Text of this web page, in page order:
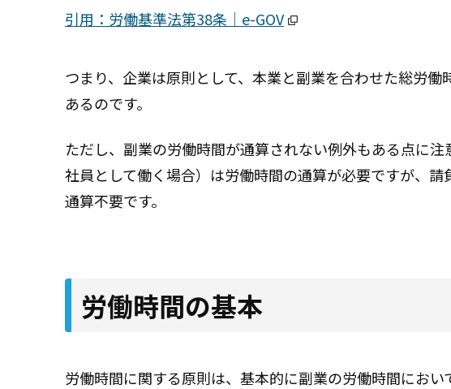
引用：労働基準法第38条｜e-GOV
つまり、企業は原則として、本業と副業を合わせた総労
あるのです。
ただし、副業の労働時間が通算されない例外もある点に
社員として働く場合）は労働時間の通算が必要ですが、
通算不要です。
労働時間の基本
労働時間に関する原則は、基本的に副業の労働時間にお